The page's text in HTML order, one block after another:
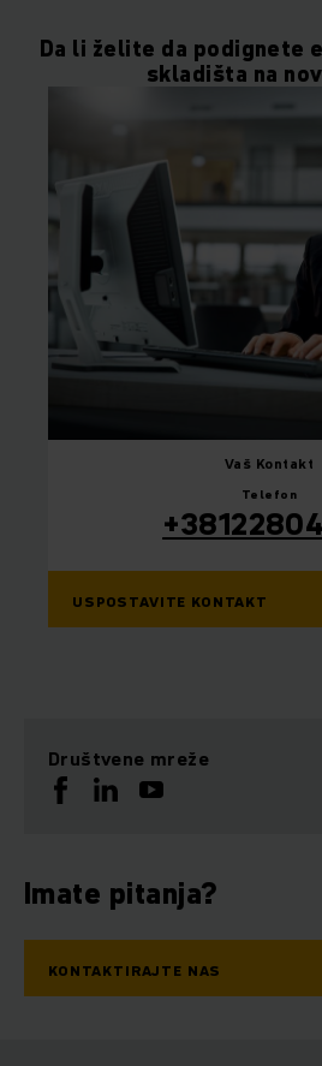
Da li želite da podignete
skladišta na
Vaš Kontakt
Telefon
USPOSTAVITE KONTAKT
Društvene mreže
Imate pitanja?
KONTAKTIRAJTE NAS